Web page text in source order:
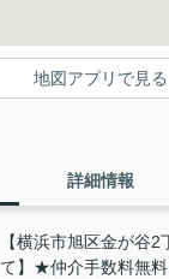
地図アプリで見る
詳細情報
【横浜市旭区金が谷
て】★仲介手数料無